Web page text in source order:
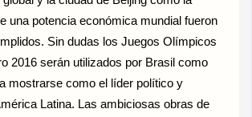
una potencia económica mundial fueron
Sin dudas los Juegos Olímpicos
2016 serán utilizados por Brasil como
mostrarse como el líder político y
Latina. Las ambiciosas obras de